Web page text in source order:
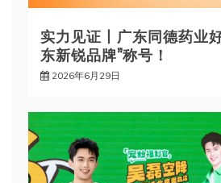
实力见证丨广东同德药业
东新锐品牌”称号！
2026年6月29日